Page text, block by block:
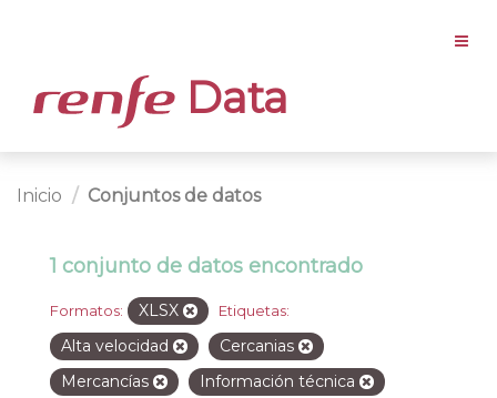
Data
Inicio Conjuntos de datos
1 conjunto de datos encontrado
Formatos: XLSX Etiquetas:
Alta velocidad
Cercanias
Mercancías
Información técnica